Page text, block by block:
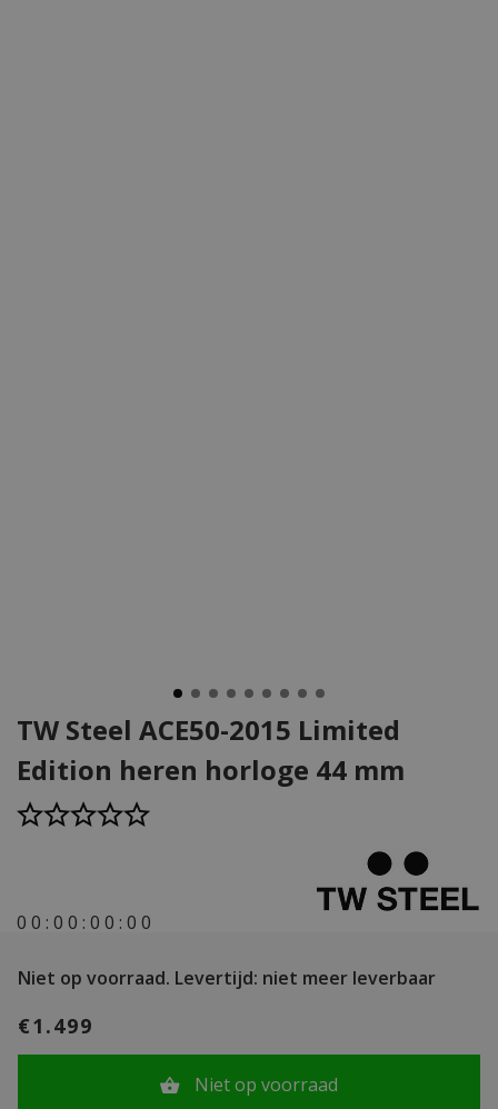
TW Steel ACE50-2015 Limited
Edition heren horloge 44 mm
0 0 : 0 0 : 0 0 : 0 0
Niet op voorraad. Levertijd: niet meer leverbaar
€1.499
Niet op voorraad